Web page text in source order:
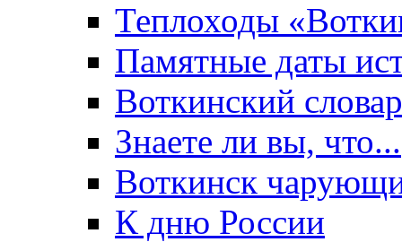
Теплоходы
Памятные даты
Воткинский
Знаете ли вы, что...
Воткинск
К дню России